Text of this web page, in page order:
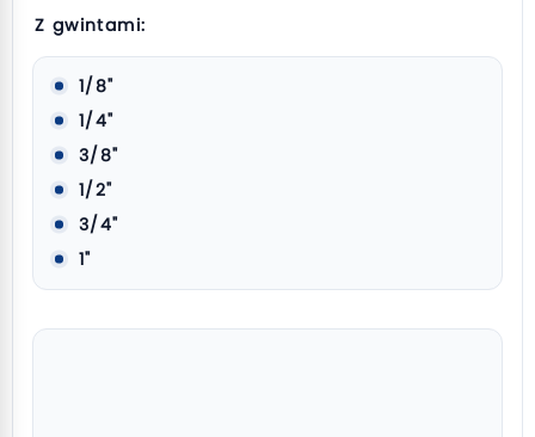
Z gwintami:
1/8"
1/4"
3/8"
1/2"
3/4"
1"